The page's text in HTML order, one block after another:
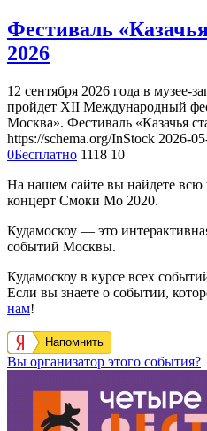
Фестиваль
2026
12 сентября 2026 года в музее-
пройдет XII Международный
Москва». Фестиваль «Казачья
https://schema.org/InStock 2026-
0Бесплатно 1118 10
На нашем сайте вы найдете
концерт Смоки Мо 2020.
Кудамоскоу — это
событий Москвы.
Кудамоскоу в курсе всех
Если вы знаете о событии,
нам!
Напомнить
Вы организатор этого события?